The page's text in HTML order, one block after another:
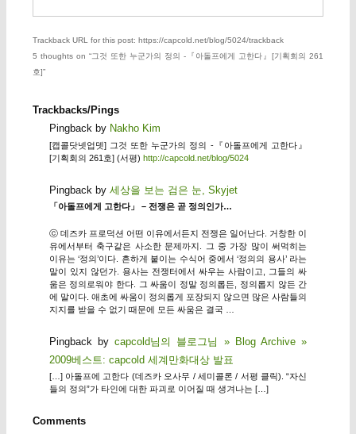
Trackback URL for this post: https://capcold.net/blog/5024/trackback
5 thoughts on “그것 또한 누군가의 정의 -『아돌프에게 고한다』[기획회의 261
호]”
Trackbacks/Pings
Pingback by Nakho Kim
[캡콜닷넷업뎃] 그것 또한 누군가의 정의 -『아돌프에게 고한다』
[기획회의 261호] (서평) http://capcold.net/blog/5024
Pingback by 세상을 보는 검은 눈, Skyjet
「아돌프에게 고한다」 – 전쟁은 곧 정의인가…
ⓒ 데즈카 프로덕션 어떤 이유에서든지 전쟁은 일어난다. 거창한 이
유에서부터 축구같은 사소한 문제까지. 그 중 가장 많이 써먹히는
이유는 ‘정의’이다. 흔하게 붙이는 수식어 중에서 ‘정의의 용사’ 라는
말이 있지 않던가. 용사는 전쟁터에서 싸우는 사람이고, 그들의 싸
움은 정의로워야 한다. 그 싸움이 정말 정의롭든, 정의롭지 않든 간
에 말이다. 애초에 싸움이 정의롭게 포장되지 않으면 많은 사람들의
지지를 받을 수 없기 때문에 모든 싸움은 결국 …
Pingback bycapcold님의 블로그님 » Blog Archive »
2009베스트: capcold 세계만화대상 발표
[…] 아돌프에 고한다 (데즈카 오사무 / 세미콜론 / 서평 클릭). “자신
들의 정의”가 타인에 대한 파괴로 이어질 때 생겨나는 […]
Comments